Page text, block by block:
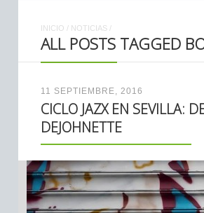
INICIO / NOTICIAS /
ALL POSTS TAGGED
11 SEPTIEMBRE, 2016
CICLO JAZX EN SEVILLA:
DEJOHNETTE